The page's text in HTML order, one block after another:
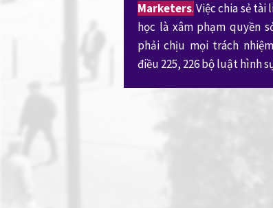
Marketers.Việc chia sẻ tài
học là xâm phạm quyền
phải chịu mọi trách
điều 225, 226 bộ luật hình